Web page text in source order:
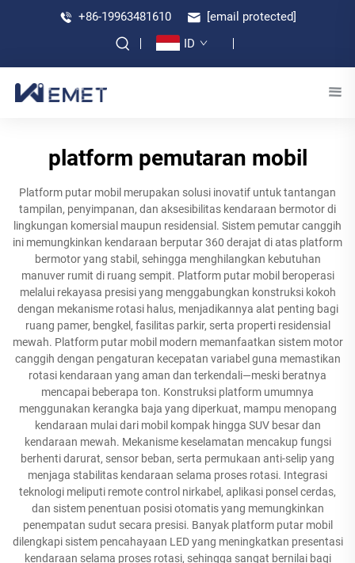
+86-19963481610
[email protected]
ID
platform pemutaran mobil
Platform putar mobil merupakan solusi inovatif untuk tantangan
tampilan, penyimpanan, dan aksesibilitas kendaraan bermotor di
lingkungan komersial maupun residensial. Sistem pemutar canggih
ini memungkinkan kendaraan berputar 360 derajat di atas platform
bermotor yang stabil, sehingga menghilangkan kebutuhan
manuver rumit di ruang sempit. Platform putar mobil beroperasi
melalui rekayasa presisi yang menggabungkan konstruksi kokoh
dengan mekanisme rotasi halus, menjadikannya alat penting bagi
ruang pamer, bengkel, fasilitas parkir, serta properti residensial
mewah. Platform putar mobil modern memanfaatkan sistem motor
canggih dengan pengaturan kecepatan variabel guna memastikan
rotasi kendaraan yang aman dan terkendali—meski beratnya
mencapai beberapa ton. Konstruksi platform umumnya
menggunakan kerangka baja yang diperkuat, mampu menopang
kendaraan mulai dari mobil kompak hingga SUV besar dan
kendaraan mewah. Mekanisme keselamatan mencakup fungsi
berhenti darurat, sensor beban, serta permukaan anti-selip yang
menjaga stabilitas kendaraan selama proses rotasi. Integrasi
teknologi meliputi remote control nirkabel, aplikasi ponsel cerdas,
dan sistem penentuan posisi otomatis yang memungkinkan
penempatan sudut secara presisi. Banyak platform putar mobil
dilengkapi sistem pencahayaan LED yang meningkatkan presentasi
kendaraan selama proses rotasi, sehingga sangat bernilai bagi